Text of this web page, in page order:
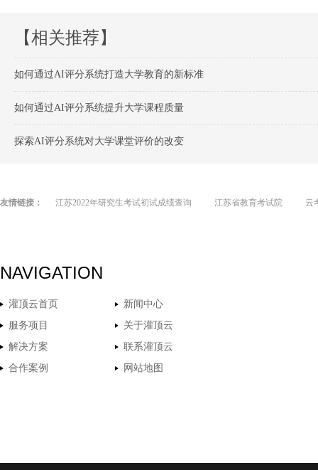
【相关推荐】
如何通过AI评分系统打造大学教育的新标准
如何通过AI评分系统提升大学课程质量
探索AI评分系统对大学课堂评价的改变
友情链接： 江苏2022年研究生考试初试成绩查询 江苏省教育考试院 云
NAVIGATION
灌顶云首页
新闻中心
服务项目
关于灌顶云
解决方案
联系灌顶云
合作案例
网站地图